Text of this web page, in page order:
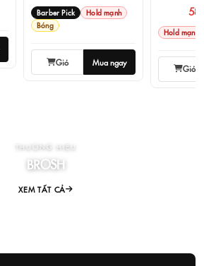
Barber Pick
Hold mạnh
Bóng
Giỏ Mua ngay
Hold mạnh
Giỏ
THƯƠNG HIỆU
BROSH
XEM TẤT CẢ